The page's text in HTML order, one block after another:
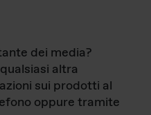
dei media?
altra
sui prodotti al
oppure tramite